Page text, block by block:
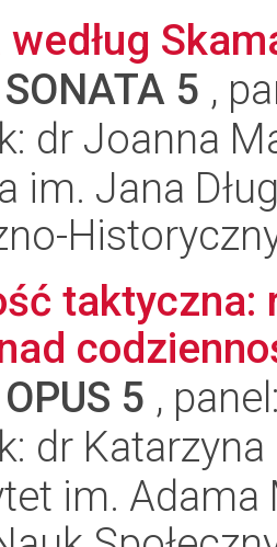
SONATA 5 ,
dr Joanna
im. Jana
OPUS 5 ,
dr
im.